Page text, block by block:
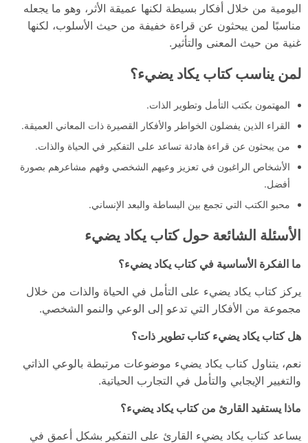
اليومية من خلال أفكار بسيطة لكنها عميقة الأثر، وهو ما يجعله
مناسبًا لمن يبحثون عن قراءة خفيفة من حيث الأسلوب، لكنها
غنية من حيث المعنى والتأثير.
لمن يناسب كتاب يكاد يضيء؟
المهتمون بكتب التأمل وتطوير الذات.
القراء الذين يفضلون الخواطر والأفكار القصيرة ذات المعاني العميقة.
من يبحثون عن قراءة هادئة تساعد على التفكير في الحياة والذات.
الأشخاص الراغبون في تعزيز وعيهم الشخصي وفهم مشاعرهم بصورة
أفضل.
محبو الكتب التي تجمع بين البساطة والبعد الإنساني.
الأسئلة الشائعة حول كتاب يكاد يضيء
ما الفكرة الأساسية في كتاب يكاد يضيء؟
يركز كتاب يكاد يضيء على التأمل في الحياة والذات من خلال
مجموعة من الأفكار التي تدعو إلى الوعي والنمو الشخصي.
هل كتاب يكاد يضيء كتاب تطوير ذات؟
نعم، يتناول كتاب يكاد يضيء موضوعات مرتبطة بالوعي الذاتي
والتغيير الإيجابي والتأمل في التجارب الحياتية.
ماذا يستفيد القارئ من كتاب يكاد يضيء؟
يساعد كتاب يكاد يضيء القارئ على التفكير بشكل أعمق في